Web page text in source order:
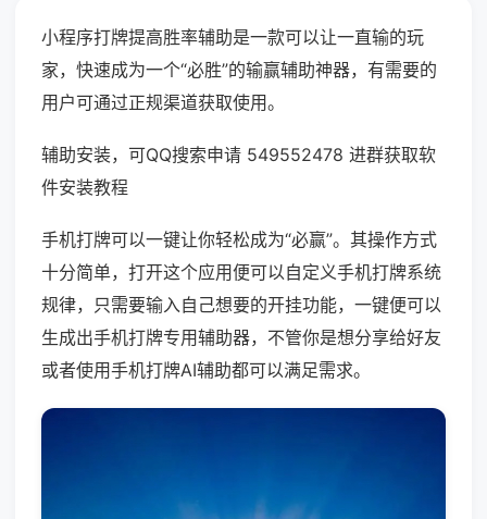
小程序打牌提高胜率辅助是一款可以让一直输的玩
家，快速成为一个“必胜”的输赢辅助神器，有需要的
用户可通过正规渠道获取使用。
辅助安装，可QQ搜索申请 549552478 进群获取软
件安装教程
手机打牌可以一键让你轻松成为“必赢”。其操作方式
十分简单，打开这个应用便可以自定义手机打牌系统
规律，只需要输入自己想要的开挂功能，一键便可以
生成出手机打牌专用辅助器，不管你是想分享给好友
或者使用手机打牌AI辅助都可以满足需求。